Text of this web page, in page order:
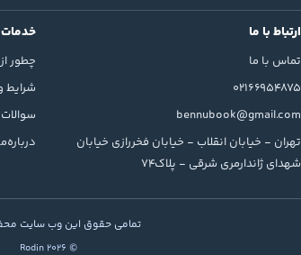
ارتباط با ما
تماس با ما
02166954875
bennubook@gmail.com
تهران - خیابان انقلاب - خیابان فخررازی خیابان
شهدای ژاندارمری شرقی - پلاک74
چطور
شرایط
تمامی حقوق این وب سایت
© 2026 Rodin